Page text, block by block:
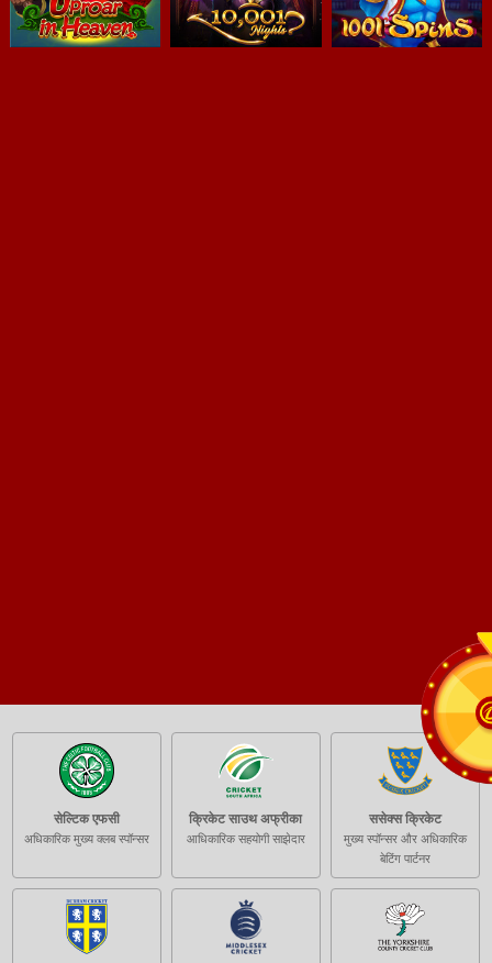
सेल्टिक एफसी
अधिकारिक मुख्य क्लब स्पॉन्सर
क्रिकेट साउथ अफ्रीका
आधिकारिक सहयोगी साझेदार
ससेक्स क्रिकेट
मुख्य स्पॉन्सर और अधिकारिक
बेटिंग पार्टनर